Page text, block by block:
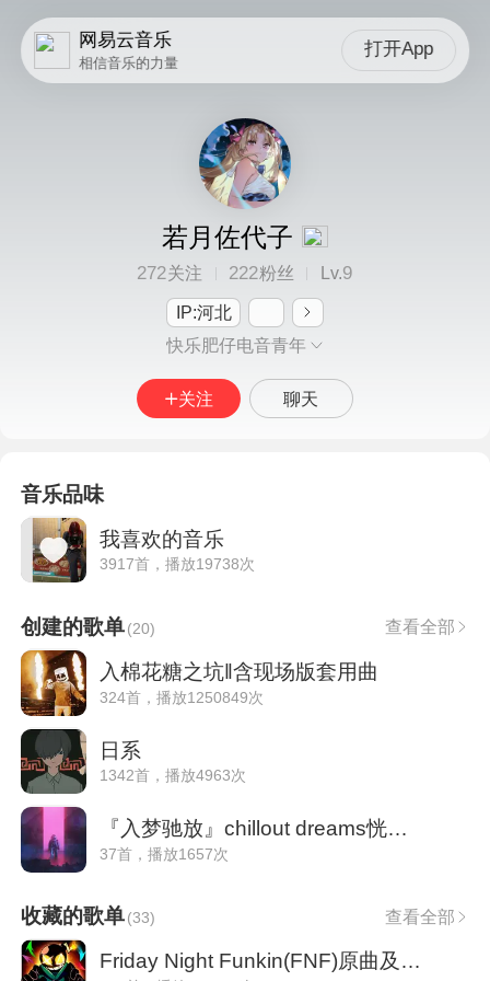
网易云音乐
相信音乐的力量
打开App
若月佐代子
272关注 222粉丝 Lv.9
IP:河北
快乐肥仔电音青年
关注 聊天
音乐品味
我喜欢的音乐
3917首，播放19738次
创建的歌单(20) 查看全部
入棉花糖之坑‖含现场版套用曲
324首，播放1250849次
日系
1342首，播放4963次
『入梦驰放』chillout dreams恍惚朦胧
37首，播放1657次
收藏的歌单(33) 查看全部
Friday Night Funkin(FNF)原曲及一些Mod 曲